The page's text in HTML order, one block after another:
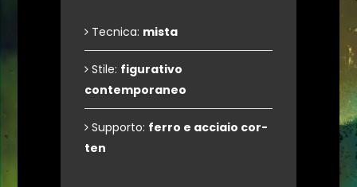
Tecnica: mista
Stile: figurativo
contemporaneo
Supporto: ferro e acciaio cor-
ten